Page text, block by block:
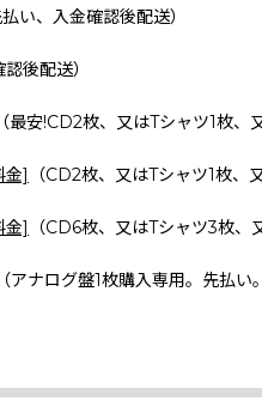
い、入金確認後配送）
後配送）
（最安!CD2枚、又はTシャツ1枚
金] （CD2枚、又はTシャツ1枚
金] （CD6枚、又はTシャツ3枚
（アナログ盤1枚購入専用。先払